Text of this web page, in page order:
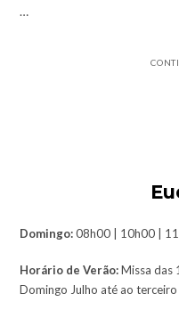
…
Domingo:08h00 | 10h00 |
Horário de Verão:Missa das
Domingo Julho até ao